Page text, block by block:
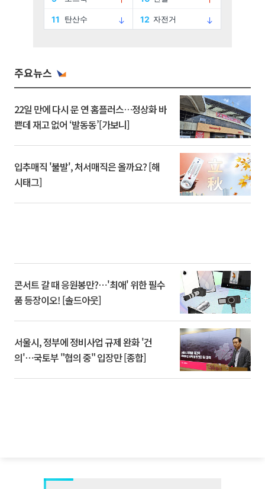
주요뉴스
22일 만에 다시 문 연 홈플러스…정상화 바
쁜데 재고 없어 ‘발동동’[가보니]
입추매직 '불발', 처서매직은 올까요? [해
시태그]
콘서트 갈 때 응원봉만?⋯'최애' 위한 필수
품 등장이오! [솔드아웃]
서울시, 정부에 정비사업 규제 완화 '건
의'⋯국토부 "협의 중" 입장만 [종합]